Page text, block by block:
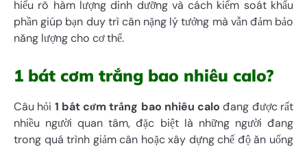
hiểu rõ hàm lượng dinh dưỡng và cách kiểm soát khẩu
phần giúp bạn duy trì cân nặng lý tưởng mà vẫn đảm bảo
năng lượng cho cơ thể.
1 bát cơm trắng bao nhiêu calo?
Câu hỏi 1 bát cơm trắng bao nhiêu calo đang được rất
nhiều người quan tâm, đặc biệt là những người đang
trong quá trình giảm cân hoặc xây dựng chế độ ăn uống